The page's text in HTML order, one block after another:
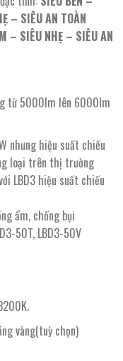
– SIÊU AN TOÀN
– SIÊU NHẸ – SIÊU AN
từ 5000lm lên 6000lm
nhưng hiệu suất chiếu
loại trên thị trường
LBD3 hiệu suất chiếu
ẩm, chống bụi
50T, LBD3-50V
vàng(tuỳ chọn)